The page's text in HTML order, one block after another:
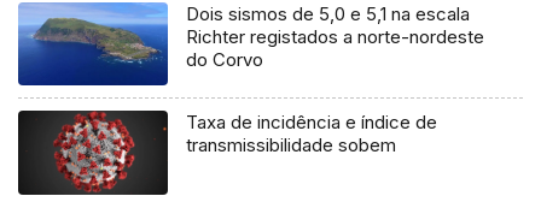
Dois sismos de 5,0 e 5,1 na escala
Richter registados a norte-nordeste
do Corvo
Taxa de incidência e índice de
transmissibilidade sobem